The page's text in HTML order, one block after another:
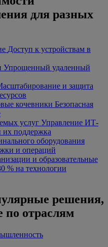
для разных
Доступ к устройствам в
Упрощенный удаленный
и защита
кочевники Безопасная
услуг Управление ИТ-
их поддержка
оборудования
и операций
и образовательные
% на технологии
решения,
по отраслям